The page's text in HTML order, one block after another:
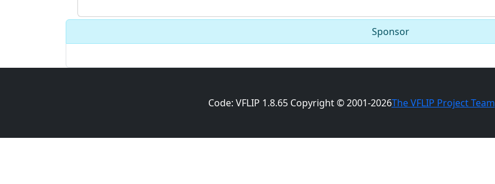
Sponsor
Code: VFLIP 1.8.65 Copyright © 2001-2026The VFLIP Project Team